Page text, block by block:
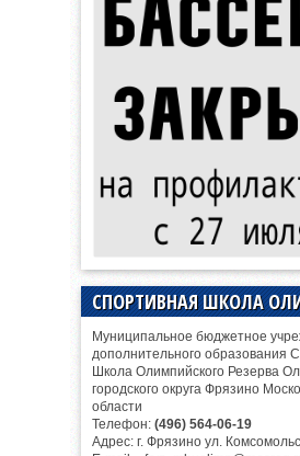
СПОРТИВНАЯ ШКОЛА
Муниципальное бюджетное
дополнительного образования
Школа Олимпийского Резерва
городского округа Фрязино
области
Телефон: (496) 564-06-19
Адрес: г. Фрязино ул.